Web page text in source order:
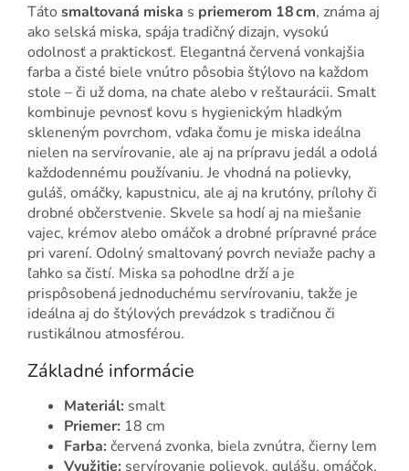
Táto smaltovaná miska s priemerom 18 cm, známa aj
ako selská miska, spája tradičný dizajn, vysokú
odolnosť a praktickosť. Elegantná červená vonkajšia
farba a čisté biele vnútro pôsobia štýlovo na každom
stole – či už doma, na chate alebo v reštaurácii. Smalt
kombinuje pevnosť kovu s hygienickým hladkým
skleneným povrchom, vďaka čomu je miska ideálna
nielen na servírovanie, ale aj na prípravu jedál a odolá
každodennému používaniu. Je vhodná na polievky,
guláš, omáčky, kapustnicu, ale aj na krutóny, prílohy či
drobné občerstvenie. Skvele sa hodí aj na miešanie
vajec, krémov alebo omáčok a drobné prípravné práce
pri varení. Odolný smaltovaný povrch neviaže pachy a
ľahko sa čistí. Miska sa pohodlne drží a je
prispôsobená jednoduchému servírovaniu, takže je
ideálna aj do štýlových prevádzok s tradičnou či
rustikálnou atmosférou.
Základné informácie
Materiál: smalt
Priemer: 18 cm
Farba: červená zvonka, biela zvnútra, čierny lem
Využitie: servírovanie polievok, gulášu, omáčok,